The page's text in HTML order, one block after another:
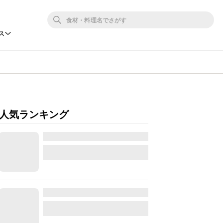
人気ランキング